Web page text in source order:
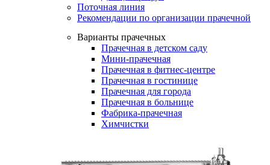
Поточная линия
Рекомендации по организации прачечной
Варианты прачечных
Прачечная в детском саду
Мини-прачечная
Прачечная в фитнес-центре
Прачечная в гостинице
Прачечная для города
Прачечная в больнице
Фабрика-прачечная
Химчистки